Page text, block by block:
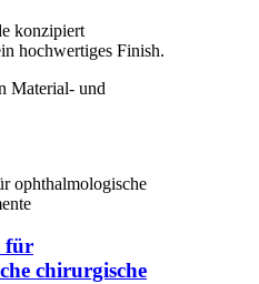
konzipiert
hochwertiges Finish.
Material- und
für
chirurgische